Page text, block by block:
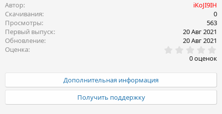
Автор
iKoJI9IH
Скачивания
0
Просмотры
563
Первый выпуск
20 Авг 2021
Обновление
20 Авг 2021
Оценка
.
0
0
в
ё
з
0 оценок
Дополнительная информация
Получить поддержку